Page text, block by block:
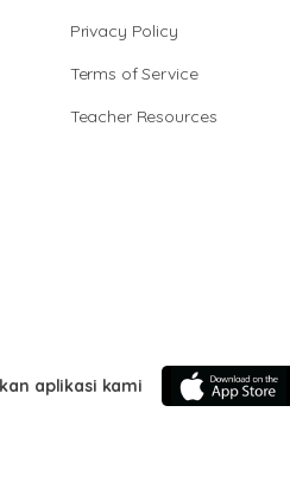
Privacy Policy
Terms of Service
Teacher Resources
aplikasi kami